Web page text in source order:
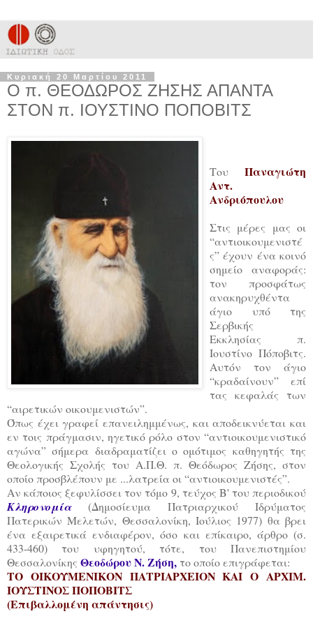
Κυριακή 20 Μαρτίου 2011
Ο π. ΘΕΟΔΩΡΟΣ ΖΗΣΗΣ ΑΠΑΝΤΑ
ΣΤΟΝ π. ΙΟΥΣΤΙΝΟ ΠΟΠΟΒΙΤΣ
Του Παναγιώτη
Αντ.
Ανδριόπουλου
Στις μέρες μας οι
“αντιοικουμενιστέ
ς” έχουν ένα κοινό
σημείο αναφοράς:
τον προσφάτως
ανακηρυχθέντα
άγιο υπό της
Σερβικής
Εκκλησίας π.
Ιουστίνο Πόποβιτς.
Αυτόν τον άγιο
“κραδαίνουν” επί
τας κεφαλάς των
“αιρετικών οικουμενιστών”.
Όπως έχει γραφεί επανειλημμένως, και αποδεικνύεται και
εν τοις πράγμασιν, ηγετικό ρόλο στον “αντιοικουμενιστικό
αγώνα” σήμερα διαδραματίζει ο ομότιμος καθηγητής της
Θεολογικής Σχολής του Α.Π.Θ. π. Θεόδωρος Ζήσης, στον
οποίο προσβλέπουν με ...λατρεία οι “αντιοικουμενιστές”.
Αν κάποιος ξεφυλίσσει τον τόμο 9, τεύχος Β' του περιοδικού
Κληρονομία(Δημοσίευμα Πατριαρχικού Ιδρύματος
Πατερικών Μελετών, Θεσσαλονίκη, Ιούλιος 1977) θα βρει
ένα εξαιρετικά ενδιαφέρον, όσο και επίκαιρο, άρθρο (σ.
433-460) του υφηγητού, τότε, του Πανεπιστημίου
Θεσσαλονίκης Θεοδώρου Ν. Ζήση,το οποίο επιγράφεται:
ΤΟ ΟΙΚΟΥΜΕΝΙΚΟΝ ΠΑΤΡΙΑΡΧΕΙΟΝ ΚΑΙ Ο ΑΡΧΙΜ.
ΙΟΥΣΤΙΝΟΣ ΠΟΠΟΒΙΤΣ
(Επιβαλλομένη απάντησις)